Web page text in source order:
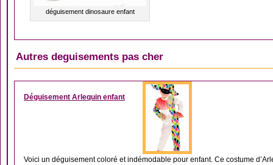
déguisement dinosaure enfant
Autres deguisements pas cher
DÉGUISEMENT
Déguisement Arlequin enfant
Voici un déguisement coloré et indémodable pour enfant. Ce costume